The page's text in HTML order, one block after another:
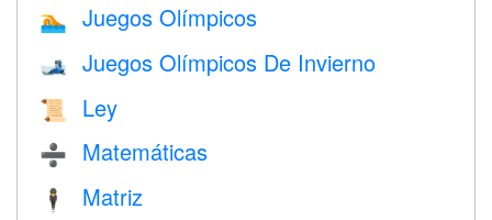
🏊 Juegos Olímpicos
🎿 Juegos Olímpicos De Invierno
📜 Ley
➗ Matemáticas
🕴️ Matriz